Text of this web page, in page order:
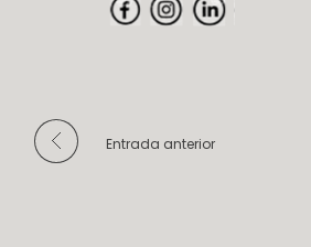
Entrada anterior